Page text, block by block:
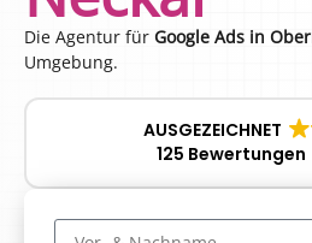
Die Agentur für Google Ads in
Umgebung.
AUSGEZEICHNET
125 Bewertungen